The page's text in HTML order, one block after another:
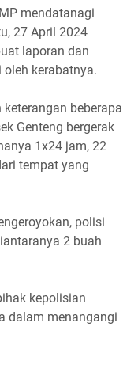
mendatanagi
27 April 2024
laporan dan
kerabatnya.
keterangan beberapa
Genteng bergerak
1x24 jam, 22
tempat yang
polisi
2 buah
kepolisian
dalam menangangi